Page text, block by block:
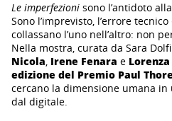
Le imperfezioni sono l’antidoto
Sono l’imprevisto, l’errore
collassano l’uno nell’altro: non
Nella mostra, curata da Sara
Nicola, Irene Fenara e Lorenza
edizione del Premio Paul
cercano la dimensione umana
dal digitale.